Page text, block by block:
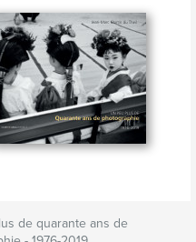
de quarante ans de